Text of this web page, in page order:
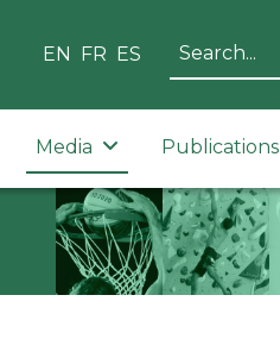
EN FR ES
Media Publications